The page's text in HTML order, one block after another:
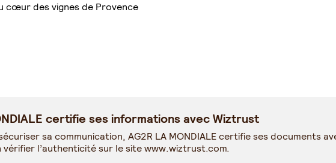
cœur des vignes de Provence
certifie ses informations avec Wiztrust
sa communication, AG2R LA MONDIALE certifie ses documents
vérifier l’authenticité sur le sitewww.wiztrust.com.